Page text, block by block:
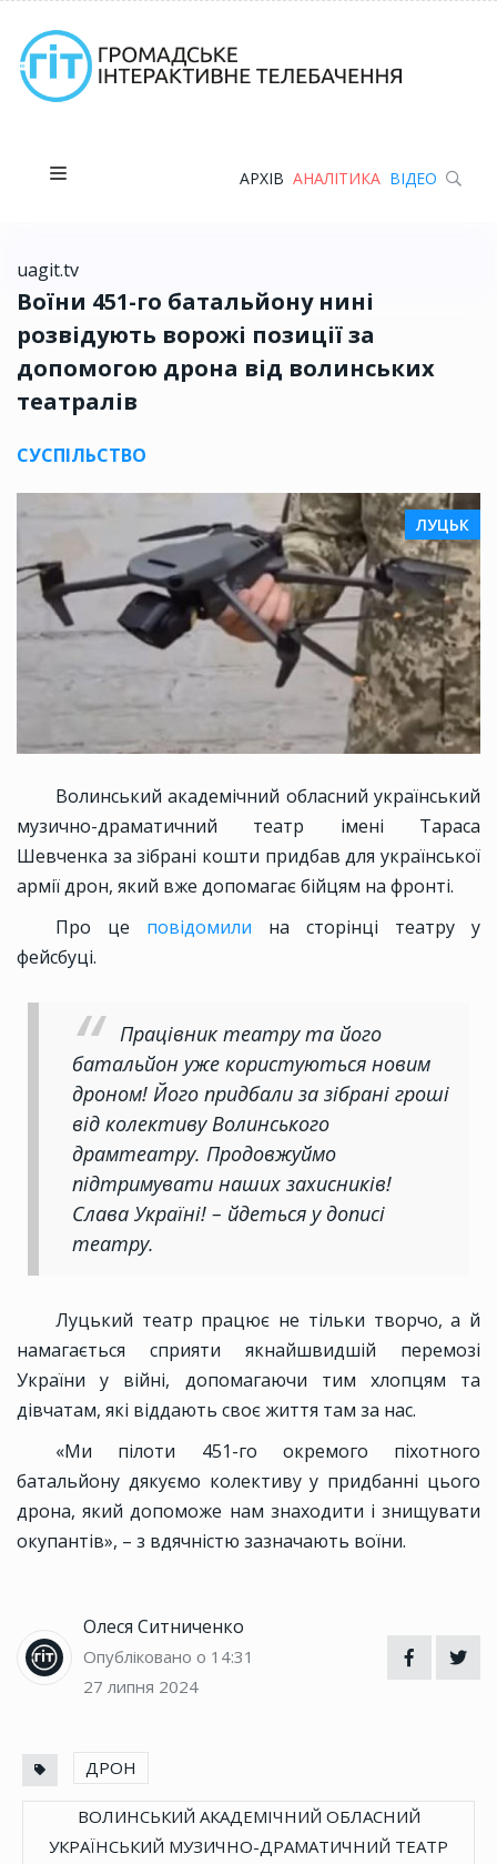
АРХІВ АНАЛІТИКА ВІДЕО
uagit.tv
Воїни 451-го батальйону нині
розвідують ворожі позиції за
допомогою дрона від волинських
театралів
СУСПІЛЬСТВО
ЛУЦЬК
Волинський академічний обласний український
музично-драматичний театр імені Тараса
Шевченка за зібрані кошти придбав для української
армії дрон, який вже допомагає бійцям на фронті.
Про це повідомили на сторінці театру у
фейсбуці.
Працівник театру та його
батальйон уже користуються новим
дроном! Його придбали за зібрані гроші
від колективу Волинського
драмтеатру. Продовжуймо
підтримувати наших захисників!
Слава Україні! – йдеться у дописі
театру.
Луцький театр працює не тільки творчо, а й
намагається сприяти якнайшвидшій перемозі
України у війні, допомагаючи тим хлопцям та
дівчатам, які віддають своє життя там за нас.
«Ми пілоти 451-го окремого піхотного
батальйону дякуємо колективу у придбанні цього
дрона, який допоможе нам знаходити і знищувати
окупантів», – з вдячністю зазначають воїни.
Олеся Ситниченко
Опубліковано о 14:31
27 липня 2024
ДРОН
ВОЛИНСЬКИЙ АКАДЕМІЧНИЙ ОБЛАСНИЙ
УКРАЇНСЬКИЙ МУЗИЧНО-ДРАМАТИЧНИЙ ТЕАТР